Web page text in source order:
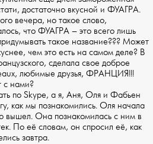
достаточно вкусной и ФУАГРА.
вечера, но такое слово,
что ФУАГРА – это всего лишь
такое название??? Может
чем это есть на самом деле? В
сделала свое доброе
любимые друзья, ФРАНЦИЯ!!!
с нами?
по Skype, а я, Аня, Оля и Фабьен
как мы познакомились. Оля начала
вышел. Она познакомилась с ним в
По её словам, он спросил её, как
завтра.